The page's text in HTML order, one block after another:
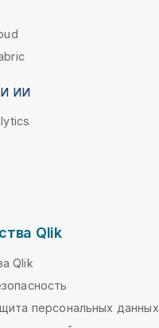
ИИ
Qlik
Qlik
персональных данных